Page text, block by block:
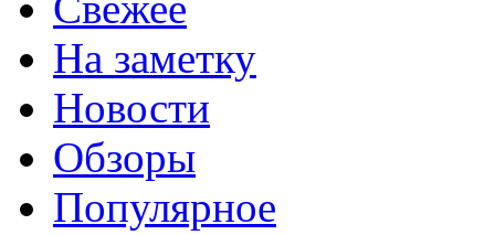
На заметку
Новости
Обзоры
Популярное